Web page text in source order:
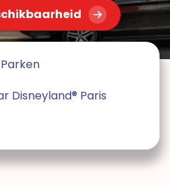
Disneyland® Paris